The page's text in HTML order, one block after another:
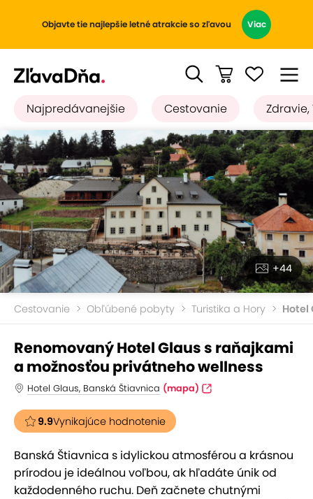
Objavte tie najlepšie letné atrakcie so zľavou Viac
Najpredávanejšie Cestovanie Zdravie,
+44
Cestovanie Obľúbené pobyty Turistika a Hory Hotel
Renomovaný Hotel Glaus s raňajkami
a možnosťou privátneho wellness
Hotel Glaus, Banská Štiavnica (mapa)
9.9Vynikajúce hodnotenie
Banská Štiavnica s idylickou atmosférou a krásnou
prírodou je ideálnou voľbou, ak hľadáte únik od
každodenného ruchu. Deň začnete chutnými